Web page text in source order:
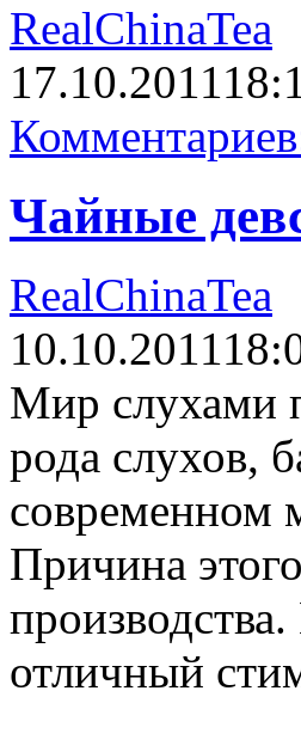
RealChinaTea
17.10.2011
Чайные
RealChinaTea
10.10.2011
Мир слухами
рода слухов,
современном
Причина
отличный